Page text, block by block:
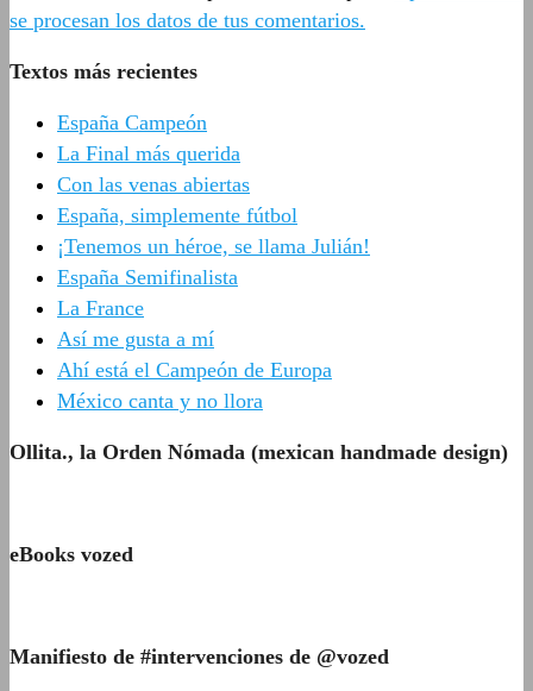
se procesan los datos de tus comentarios.
Textos más recientes
España Campeón
La Final más querida
Con las venas abiertas
España, simplemente fútbol
¡Tenemos un héroe, se llama Julián!
España Semifinalista
La France
Así me gusta a mí
Ahí está el Campeón de Europa
México canta y no llora
Ollita., la Orden Nómada (mexican handmade design)
eBooks vozed
Manifiesto de #intervenciones de @vozed